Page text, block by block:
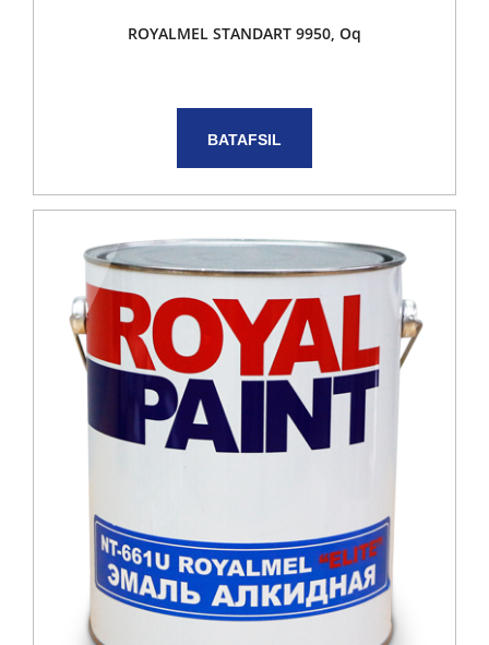
ROYALMEL STANDART 9950, Oq
BATAFSIL